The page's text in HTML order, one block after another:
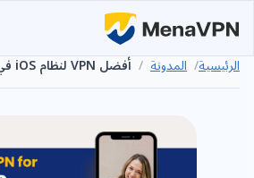
الرئيسية/ المدونة / أفضل VPN لنظام iOS في قطر (مجاني ومدفوع)